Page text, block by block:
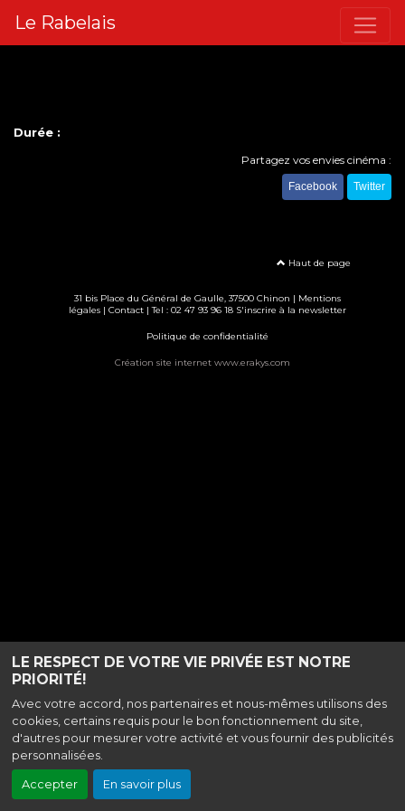
LE RESPECT DE VOTRE VIE PRIVÉE EST NOTRE
PRIORITÉ!
Avec votre accord, nos partenaires et nous-mêmes utilisons des
cookies, certains requis pour le bon fonctionnement du site,
d'autres pour mesurer votre activité et vous fournir des publicités
personnalisées.
Accepter En savoir plus
Le Rabelais
Durée :
Partagez vos envies cinéma :
Facebook Twitter
Haut de page
31 bis Place du Général de Gaulle, 37500 Chinon | Mentions
légales| Contact| Tel : 02 47 93 96 18 S'inscrire à la newsletter
Politique de confidentialité
Création site internet www.erakys.com